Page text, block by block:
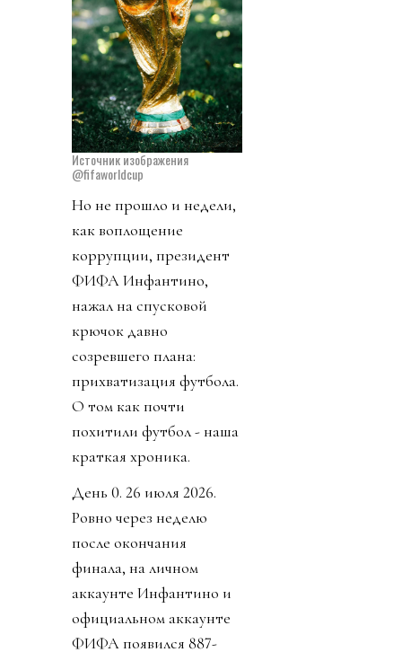
Источник изображения
@fifaworldcup
Но не прошло и недели,
как воплощение
коррупции, президент
ФИФА Инфантино,
нажал на спусковой
крючок давно
созревшего плана:
прихватизация футбола.
О том как почти
похитили футбол - наша
краткая хроника.
День 0. 26 июля 2026.
Ровно через неделю
после окончания
финала, на личном
аккаунте Инфантино и
официальном аккаунте
ФИФА появился 887-